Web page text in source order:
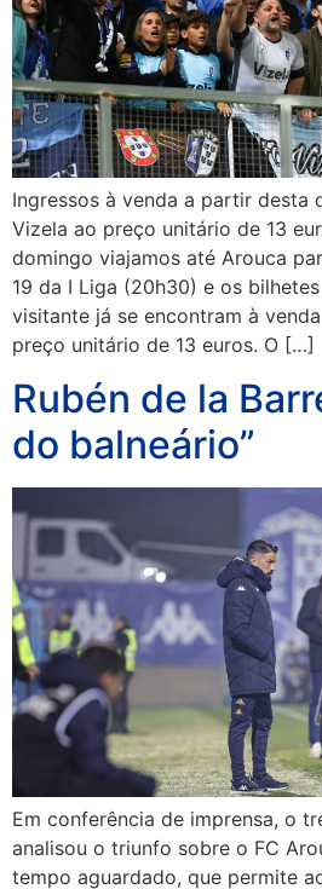
Ingressos à venda a partir desta
Vizela ao preço unitário de 13
domingo viajamos até Arouca
19 da I Liga (20h30) e os
visitante já se encontram à
preço unitário de 13 euros. O […]
Rubén de la
do balneário”
Em conferência de imprensa, o
analisou o triunfo sobre o FC
tempo aguardado, que permite